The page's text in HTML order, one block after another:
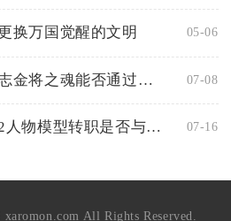
换万国觉醒的文明 05-06
少年三国志金将之魂能否通过任务获取 07-08
地下城堡2人物模型转职是否与任务相关 07-16
All Rights Reserved.